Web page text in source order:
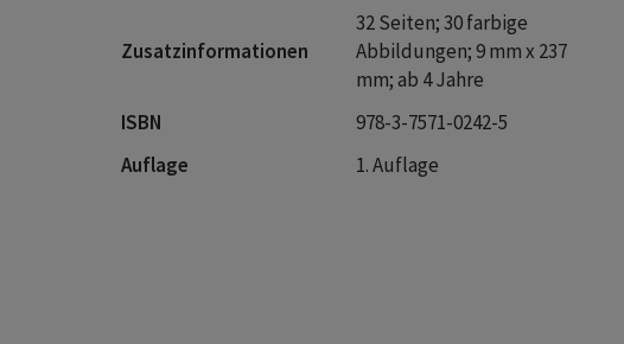
Zusatzinformationen
32 Seiten; 30 farbige
Abbildungen; 9 mm x 237
mm; ab 4 Jahre
ISBN
978-3-7571-0242-5
Auflage
1. Auflage